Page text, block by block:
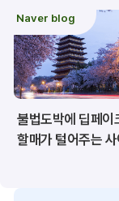
보건·복지/여성/장애
재난/안전/재해
환경
Naver blog
불법도박에 딥페이
할매가 털어주는